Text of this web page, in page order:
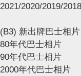
2021/2020/2019/
(B3) 新出牌巴士相片
80年代巴士相片
90年代巴士相片
2000年代巴士相片